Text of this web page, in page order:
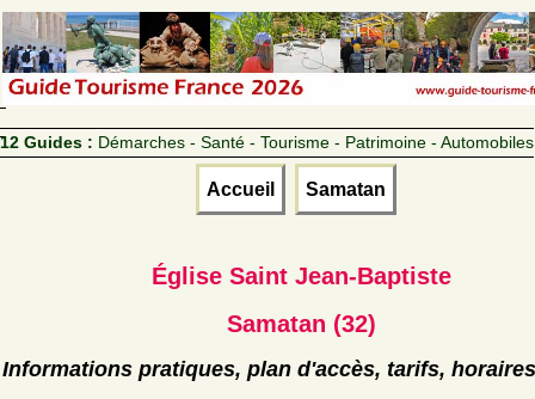
12 Guides : Démarches - Santé - Tourisme - Patrimoine - Automobiles
Accueil Samatan
Église Saint Jean-Baptiste
Samatan (32)
Informations pratiques, plan d'accès, tarifs, horaires